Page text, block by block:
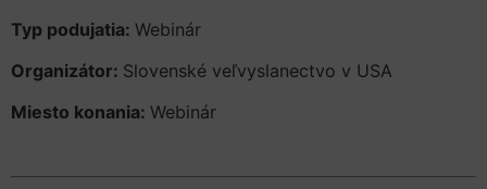
Typ podujatia: Webinár
Organizátor: Slovenské veľvyslanectvo v USA
Miesto konania: Webinár